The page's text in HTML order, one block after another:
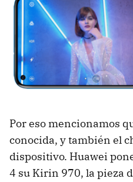
Por eso mencionamos
conocida, y también el
dispositivo. Huawei
4 su Kirin 970, la pieza